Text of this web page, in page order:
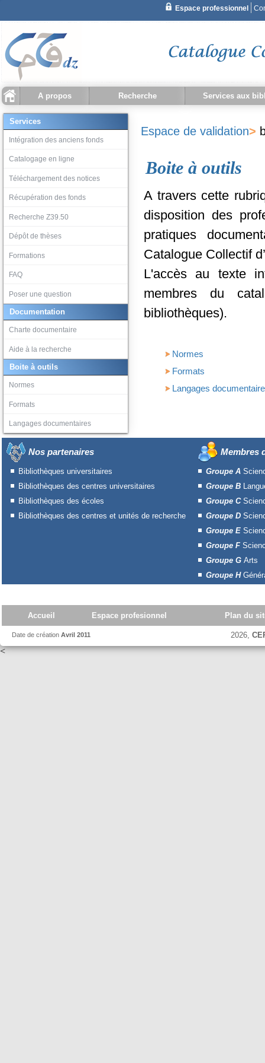
A propos
Qu'est ce que CCDZ ?
Statistiques
Recherche
Recherche document
Recherche avancée
Recherche bibliothèque
Historique recherche
Services aux
Services
Intégration des anciens fonds
Catalogage en ligne
Téléchargement des notices
Récupération des fonds
Recherche Z39.50
Dépôt de thèses
Formations
FAQ
Poser une question
Documentation
Charte documentaire
Aide à la recherche
Boite à outils
Normes
Formats
Langages documentaires
Espace de validation>
Boite à outils
A travers cette
disposition des
pratiques
Catalogue Collectif
L'accès au texte
membres du
bibliothèques).
Normes
Formats
Langages
Nos partenaires
Bibliothèques universitaires
Bibliothèques des centres universitaires
Bibliothèques des écoles
Bibliothèques des centres et unités de recherche
Membres
Groupe A
Groupe B
Groupe C
Groupe D
Groupe E
Groupe F
Groupe G Arts
Groupe H
Accueil Espace profesionnel Plan du
Date de création Avril 2011 2026,
<